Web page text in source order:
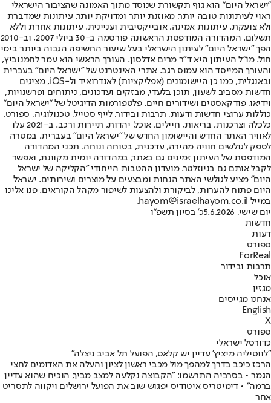
"ישראל היום" הוא גוף תקשורת שנוסד מתוך האמונה שהציבור הישראלי
ראוי לעיתונות טובה יותר, מאוזנת יותר ומדויקת יותר. עיתונות שמדברת
ולא צועקת. עיתונות אמינה, אובייקטיבית ועניינית. עיתונות אחרת וללא
תשלום. המהדורה המודפסת הראשונה פורסמה ב-30 ביולי 2007, וב-2010
הפך "ישראל היום" לעיתון הישראלי בעל שיעור החשיפה הגבוה ביותר בימי
חול. מו"ל העיתון היא ד"ר מרים אדלסון. העורך הראשי הוא עמר לחמנוביץ,
והעורך המייסד הוא עמוס רגב. אתרי האינטרנט של "ישראל היום" בעברית
ובאנגלית, כמו כן היישומונים (אפליקציות) לאנדרואיד ול-iOS, מציגים
חדשות מסביב לשעון, תוכן בלעדי, מבזקים ועדכונים, ניתוחים ופרשנויות,
וידיאו, פודקאסטים ושידורים חיים. פלטפורמות הדיגיטל של "ישראל היום"
כוללות ערוצי חדשות ודעות, תרבות ובידור, לייף סטייל, טכנולוגיה, ספורט,
כלכלה וצרכנות, בריאות, חיילים, אוכל, יהדות, תיירות ורכב. ב-2021 עלו
לאוויר האתר החדש והיישומון החדש של "ישראל היום" בעברית, במטרה
לספק לגולשים חוויה מהירה, עדכנית, בטוחה ונוחה. תכני המהדורה
המודפסת של העיתון זמינים גם באתר, במהדורה יומית מקוונת, ואפשר
לקבל אותם גם בניוזלטר. מועדון ההטבות הייחודי "הקליקה של ישראל
היום" מציע לגולשי האתר הנחות ומבצעים על מוצרים ושירותים. ישראל
היום פתוח להערות, לביקורת ולהצעות לשיפור מקהל הקוראים. פנו אלינו
במייל hayom@israelhayom.co.il.
יום שישי, 5.6.2026
כ' בסיון תשפ"ו
חדשות
דעות
ספורט
ForReal
תרבות ובידור
אוכל
מגזין
אנחנו מגייסים
English
X
ספורט
כדורסל ישראלי
"לווסיליה מיציץ' עדיין יש קלאס, הפועל תל אביב ניצלה"
הרכז כיכב בדרך למהפך מול מכבי ראשון לציון והעלה את האדומים לחצי
הגמר • בסרביה התרשמו: "הקבוצה נקלעה למצב מביך, הוכיח שהוא עדיין
ברמה" • דימיטריס איטודיס יפגוש שוב את הפועל ירושלים ויקווה לתסריט
אחר